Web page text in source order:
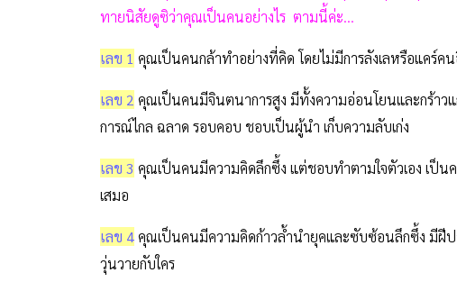
ทายนิสัยดูซิว่าคุณเป็นคนอย่างไร ตามนี้ค่ะ...
เลข 1 คุณเป็นคนกล้าทำอย่างที่คิด โดยไม่มีการลังเลหรือแคร์คน
เลข 2 คุณเป็นคนมีจินตนาการสูง มีทั้งความอ่อนโยนและกร้าว
การณ์ไกล ฉลาด รอบคอบ ชอบเป็นผู้นำ เก็บความลับเก่ง
เลข 3 คุณเป็นคนมีความคิดลึกซึ้ง แต่ชอบทำตามใจตัวเอง เป็น
เสมอ
เลข 4คุณเป็นคนมีความคิดก้าวล้ำนำยุคและซับซ้อนลึกซึ้ง มีฝี
วุ่นวายกับใคร